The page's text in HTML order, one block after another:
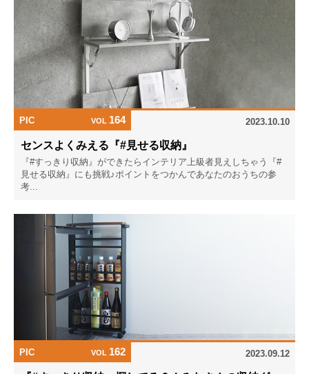
PIC VOL 164 2023.10.10
センスよくみえる『#見せる収納』
『#すっきり収納』ができたらインテリア上級者見えしちゃう『#
見せる収納』にも挑戦♪ポイントをつかんであなたのおうちの参
考...
PIC VOL 162 2023.09.12